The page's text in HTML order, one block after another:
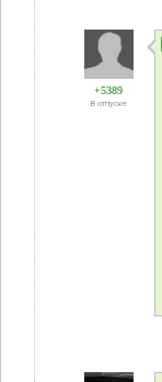
+5389
В отпуске